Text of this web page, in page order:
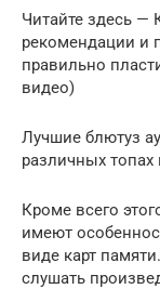
Читайте здесь —
рекомендации и
правильно
видео)
Лучшие блютуз
различных топах
Кроме всего
имеют
виде карт
слушать